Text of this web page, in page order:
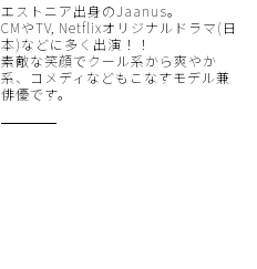
エストニア出身のJaanus。
CMやTV, Netflixオリジナルドラマ(日
本)などに多く出演！！
素敵な笑顔でクール系から爽やか
系、コメディなどもこなすモデル兼
俳優です。